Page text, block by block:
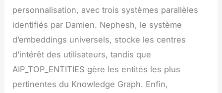
personnalisation, avec trois systèmes parallèles
identifiés par Damien. Nephesh, le système
d’embeddings universels, stocke les centres
d’intérêt des utilisateurs, tandis que
AIP_TOP_ENTITIES gère les entités les plus
pertinentes du Knowledge Graph. Enfin,